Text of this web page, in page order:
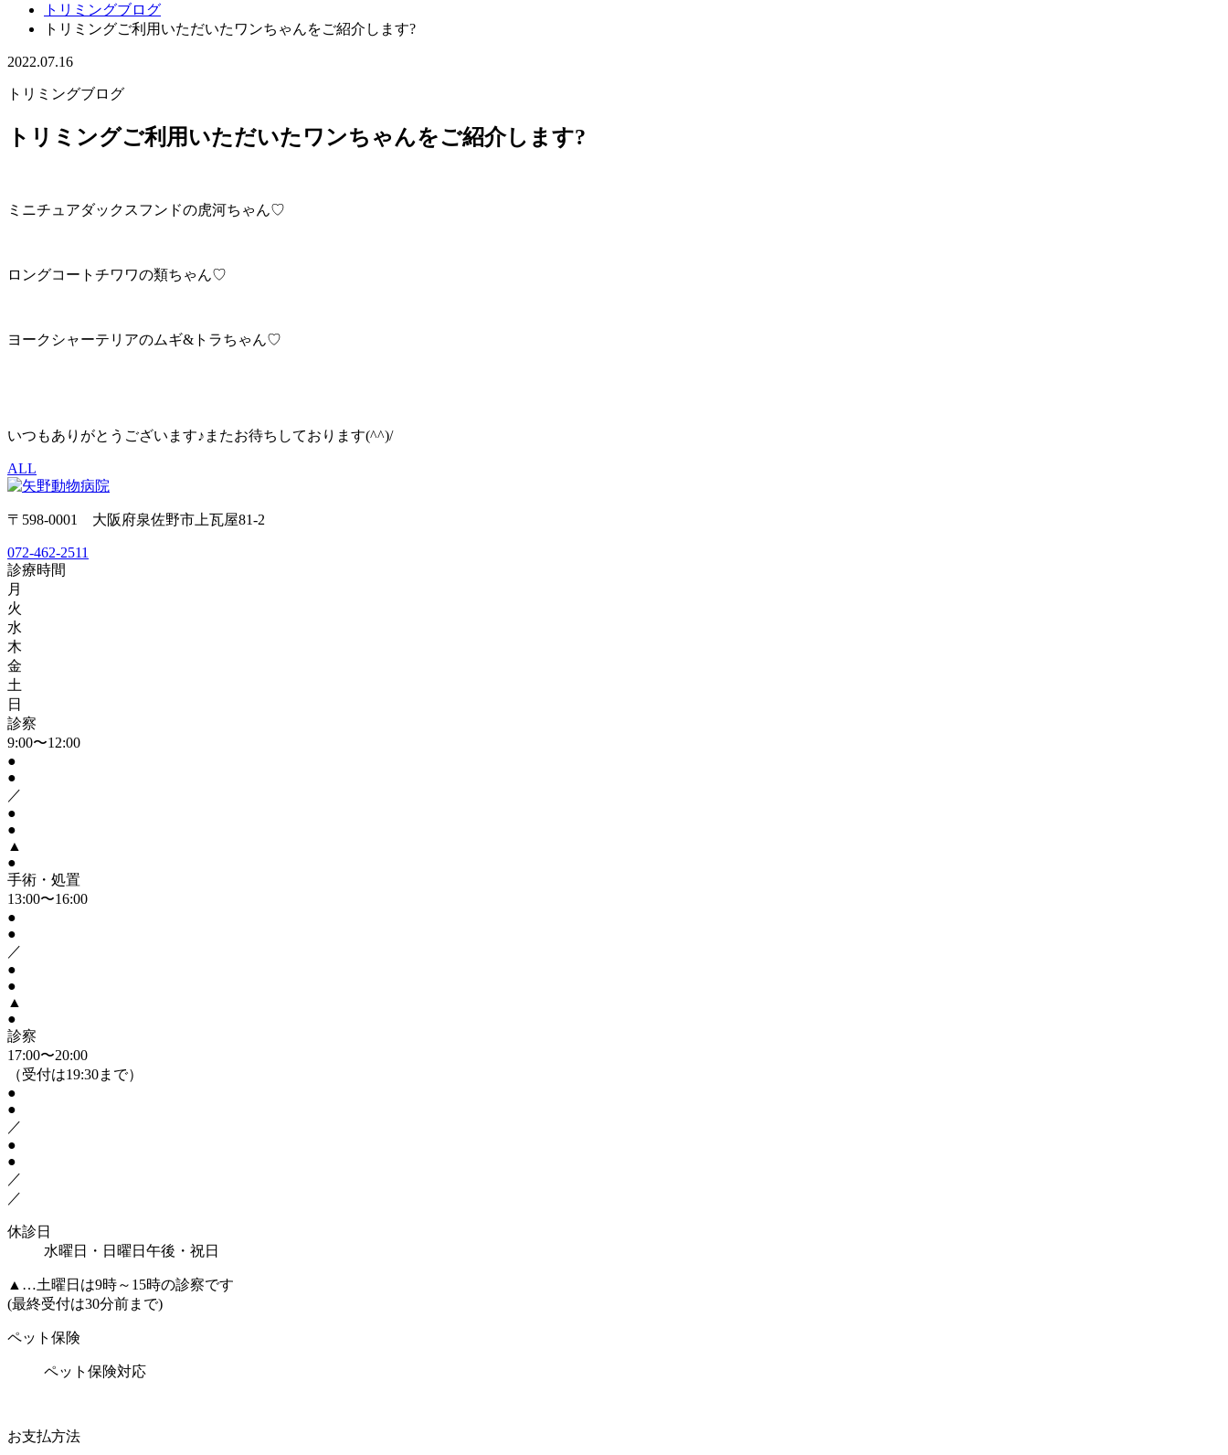
トリミングブログ
トリミングご利用いただいたワンちゃんをご紹介します?
2022.07.16
トリミングブログ
トリミングご利用いただいたワンちゃんをご紹介します?
ミニチュアダックスフンドの虎河ちゃん♡
ロングコートチワワの類ちゃん♡
ヨークシャーテリアのムギ&トラちゃん♡
いつもありがとうございます♪またお待ちしております(^^)/
ALL
〒598-0001 大阪府泉佐野市上瓦屋81-2
072-462-2511
診療時間
月
火
水
木
金
土
日
診察
9:00〜12:00
●
●
／
●
●
▲
●
手術・処置
13:00〜16:00
●
●
／
●
●
▲
●
診察
17:00〜20:00
（受付は19:30まで）
●
●
／
●
●
／
／
休診日
水曜日・日曜日午後・祝日
▲ …土曜日は9時～15時の診察です
(最終受付は30分前まで)
ペット保険
ペット保険対応
お支払方法